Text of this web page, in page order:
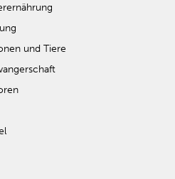
und Tiere